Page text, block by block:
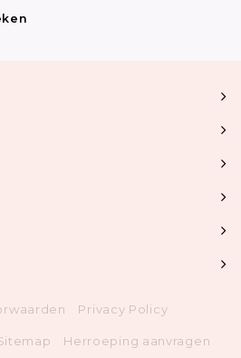
Privacy Policy
Herroeping aanvragen